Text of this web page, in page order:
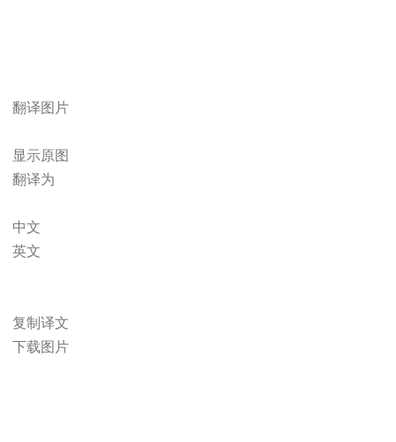
翻译图片
显示原图
翻译为
中文
英文
复制译文
下载图片